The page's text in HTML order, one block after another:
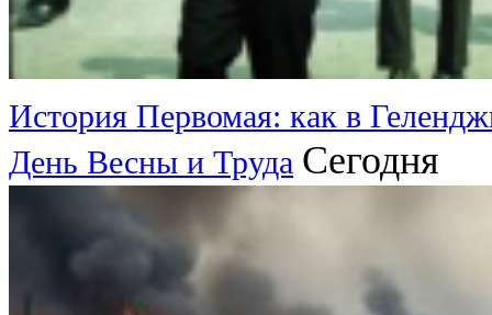
История Первомая: как в
День Весны и Труда Сегодня